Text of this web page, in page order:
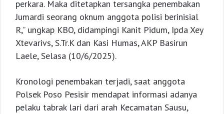
perkara. Maka ditetapkan tersangka penembakan
Jumardi seorang oknum anggota polisi berinisial
R,” ungkap KBO, didampingi Kanit Pidum, Ipda Xey
Xtevarivs, S.Tr.K dan Kasi Humas, AKP Basirun
Laele, Selasa (10/6/2025).
Kronologi penembakan terjadi, saat anggota
Polsek Poso Pesisir mendapat informasi adanya
pelaku tabrak lari dari arah Kecamatan Sausu,